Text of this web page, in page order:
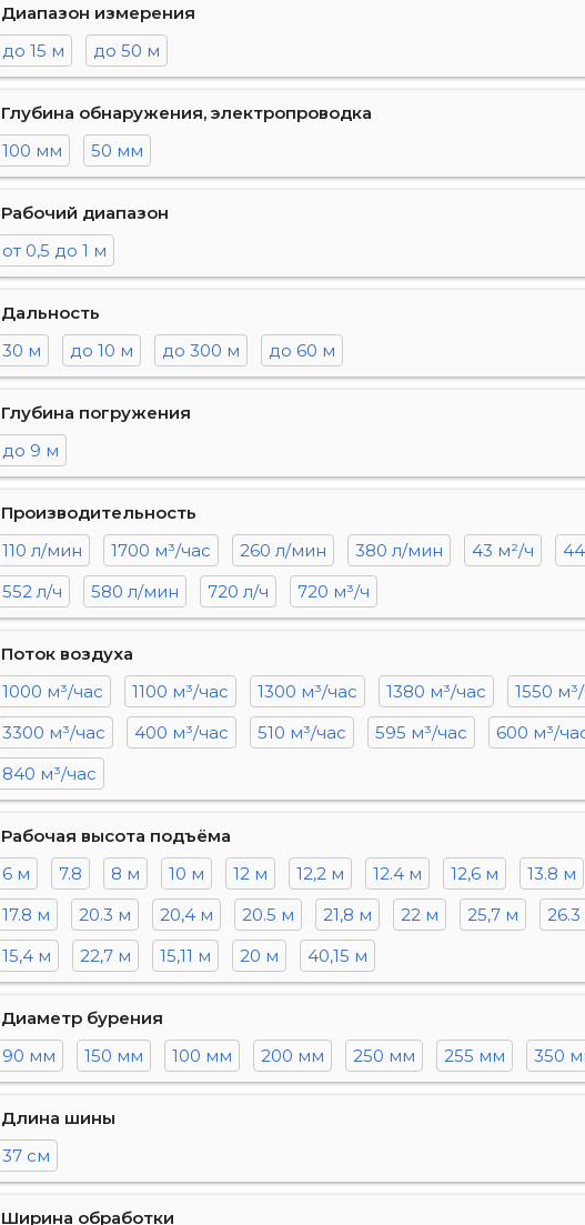
Диапазон измерения
до 15 м
до 50 м
Глубина обнаружения, электропроводка
100 мм
50 мм
Рабочий диапазон
от 0,5 до 1 м
Дальность
30 м
до 10 м до 300 м до 60 м
Глубина погружения
до 9 м
Производительность
110 л/мин
1700 м³/час 260 л/мин 380 л/мин 43 м²/ч
552 л/ч
580 л/мин 720 л/ч 720 м³/ч
Поток воздуха
1000 м³/час
1100 м³/час 1300 м³/час 1380 м³/час 1550
3300 м³/час
400 м³/час 510 м³/час 595 м³/час 600 м³/
840 м³/час
Рабочая высота подъёма
6 м
7.8 8 м 10 м 12 м 12,2 м 12.4 м 12,6 м 13.8 м
17.8 м
20.3 м 20,4 м 20.5 м 21,8 м 22 м 25,7 м
15,4 м
22,7 м 15,11 м 20 м 40,15 м
Диаметр бурения
90 мм
150 мм 100 мм 200 мм 250 мм 255 мм 350
Длина шины
37 см
Ширина обработки